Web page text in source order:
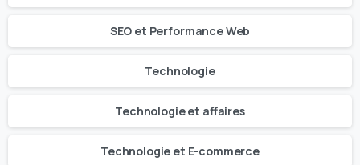
SEO et Performance Web
Technologie
Technologie et affaires
Technologie et E-commerce